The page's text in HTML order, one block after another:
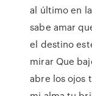
al último en
sabe amar
el destino
mirar Que
abre los ojos